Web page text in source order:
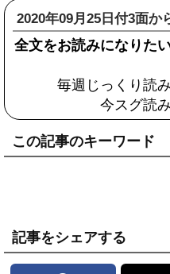
2020年09月25日付3面か
全文をお読みになりた
毎週じっくり読
今スグ読
この記事のキーワード
記事をシェアする